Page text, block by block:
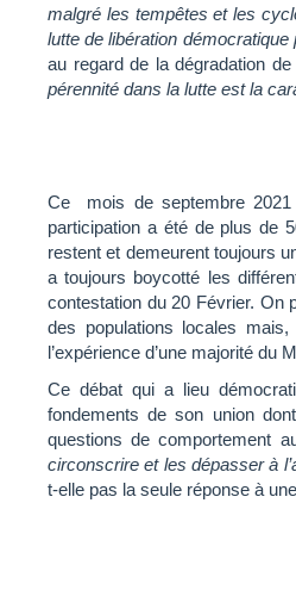
malgré les tempêtes et les
lutte de libération
au regard de la dégradation
pérennité dans la lutte est la
Ce mois de septembre 2021
participation a été de plus de
restent et demeurent toujours
a toujours boycotté les
contestation du 20 Février. On
des populations locales
l’expérience d’une majorité
Ce débat qui a lieu
fondements de son union
questions de comportement
circonscrire et les dépasser à
t-elle pas la seule réponse à